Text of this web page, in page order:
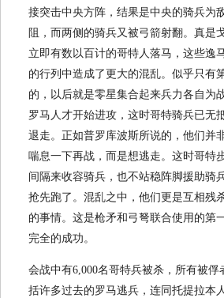
接突击中央方阵，结果是中央的骑兵为
阻，而两侧的骑兵又被弓箭射翻。真是
立即有数以百计的哥特人落马，这些逸
的行列中造成了更大的混乱。似乎只有
的，以后就是零星集合起来兵力各自为
罗马人才开始进攻，这时哥特骑兵已无
退走。正如普罗库波斯所说的，他们并
喘息一下再战，而是想逃走。这时哥特
间隔来收容骑兵，也不站稳阵脚援助骑
抢先跑了。混乱之中，他们更是互相残
的事情。这是枪矛和弓弩联合使用的第
完全的成功。
会战中有6,000名哥特兵被杀，所有被
括许多过去的罗马逃兵，连同托提拉本